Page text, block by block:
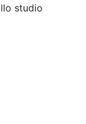
studio